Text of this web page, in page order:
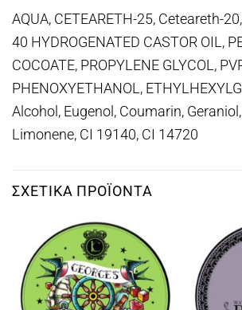
AQUA, CETEARETH-25, Ceteareth-
40 HYDROGENATED CASTOR OIL,
COCOATE, PROPYLENE GLYCOL,
PHENOXYETHANOL,
Alcohol, Eugenol, Coumarin,
Limonene, CI 19140, CI 14720
ΣΧΕΤΙΚΆ ΠΡΟΪΌΝΤΑ